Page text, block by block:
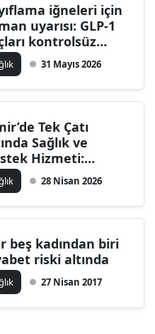
iğneleri için
uyarısı: GLP-1
kontrolsüz
31 Mayıs 2026
Tek Çatı
Sağlık ve
Hizmeti:
Merkez
Nefes Oluyor
28 Nisan 2026
beş kadından biri
riski altında
27 Nisan 2017